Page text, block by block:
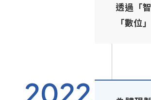
透過「
「數位
2022